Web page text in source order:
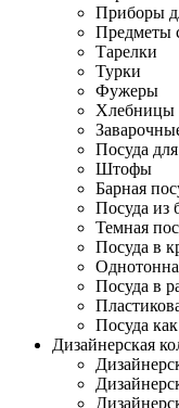
Приборы
Предметы
Тарелки
Турки
Фужеры
Хлебницы
Посуда
Штофы
Барная
Посуда из
Темная
Посуда в
Посуда в
Посуда
Дизайнерская